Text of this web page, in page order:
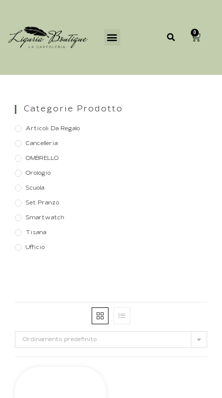
0
Categorie Prodotto
Articoli Da Regalo
Cancelleria
OMBRELLO
Orologio
Scuola
Set Pranzo
Smartwatch
Tisana
Ufficio
Ordinamento predefinito